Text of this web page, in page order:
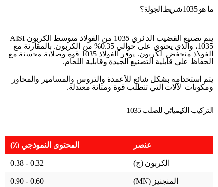
ما هو 1035 شريط الجولة؟
يتم تصنيع القضيب الدائري 1035 من الفولاذ متوسط ​​الكربون AISI
1035، والذي يحتوي على حوالي 0.35% من الكربون. بالمقارنة مع
الفولاذ منخفض الكربون، يوفر الفولاذ 1035 قوة وصلابة محسنة مع
الحفاظ على قابلية التصنيع الجيدة وقابلية اللحام.
يتم استخدامه بشكل شائع للأعمدة والتروس والمسامير والمحاور
ومكونات الآلات التي تتطلب قوة ومتانة معتدلة.
التركيب الكيميائي للصلب 1035
عنصر المحتوى النموذجي (٪)
الكربون (ج) 0.32 - 0.38
المنجنيز (MN) 0.60 - 0.90